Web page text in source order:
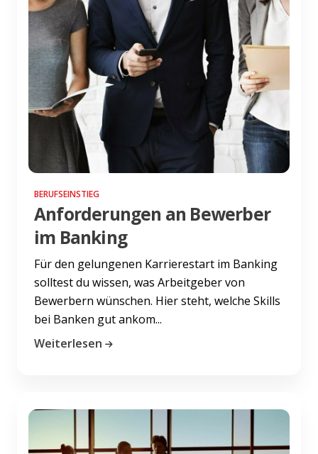
BERUFSEINSTIEG
Anforderungen an Bewerber
im Banking
Für den gelungenen Karrierestart im Banking
solltest du wissen, was Arbeitgeber von
Bewerbern wünschen. Hier steht, welche Skills
bei Banken gut ankom...
Weiterlesen